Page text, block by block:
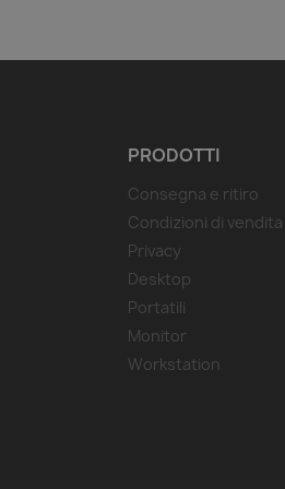
PRODOTTI
Consegna e ritiro
Condizioni di vendita
Privacy
Desktop
Portatili
Monitor
Workstation